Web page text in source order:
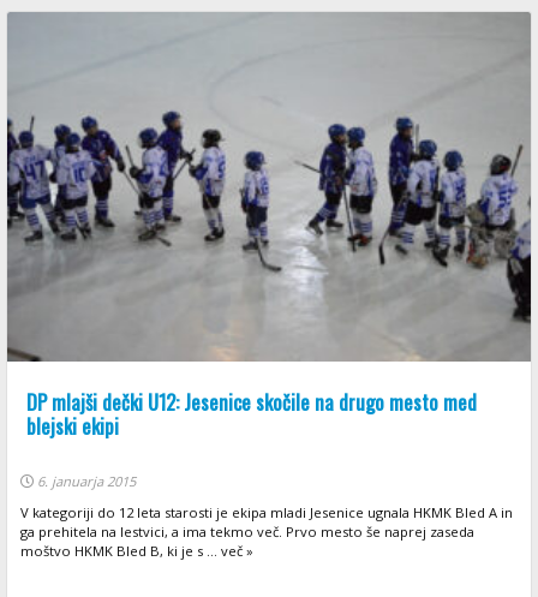
DP mlajši dečki U12: Jesenice skočile na drugo mesto med
blejski ekipi
6. januarja 2015
V kategoriji do 12 leta starosti je ekipa mladi Jesenice ugnala HKMK Bled A in
ga prehitela na lestvici, a ima tekmo več. Prvo mesto še naprej zaseda
moštvo HKMK Bled B, ki je s ... več »